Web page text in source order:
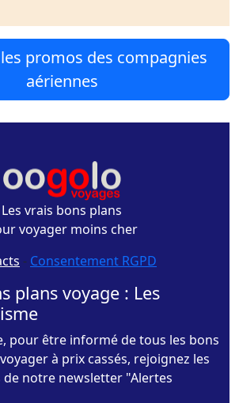
promos des compagnies
aériennes
Les vrais bons plans
voyager moins cher
- Consentement RGPD
plans voyage : Les
pour être informé de tous les bons
à prix cassés, rejoignez les
de notre newsletter "Alertes